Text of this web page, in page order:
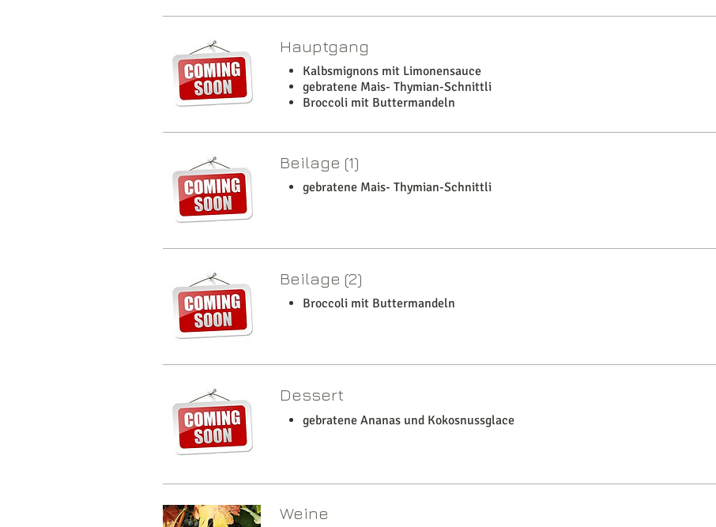
Hauptgang
Kalbsmignons mit Limonensauce
gebratene Mais- Thymian-Schnittli
Broccoli mit Buttermandeln
Beilage (1)
gebratene Mais- Thymian-Schnittli
Beilage (2)
Broccoli mit Buttermandeln
Dessert
gebratene Ananas und Kokosnussglace
Weine